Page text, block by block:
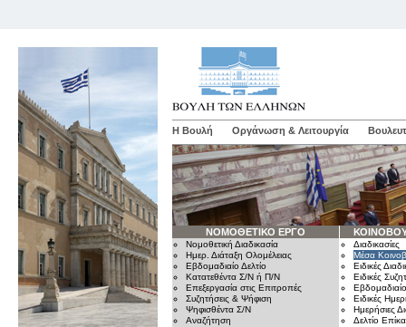
Η Βουλή Οργάνωση & Λειτουργία
ΝΟΜΟΘΕΤΙΚΟ ΕΡΓΟ
Νομοθετική Διαδικασία
Ημερ. Διάταξη Ολομέλειας
Εβδομαδιαίο Δελτίο
Κατατεθέντα Σ/Ν ή Π/Ν
Επεξεργασία στις Επιτροπές
Συζητήσεις & Ψήφιση
Ψηφισθέντα Σ/Ν
Αναζήτηση
Διαδικασίες
Μέσα
Ειδικές
Ειδικές
Εβδομαδιαίο
Ειδικές
Ημερήσιες
Δελτίο